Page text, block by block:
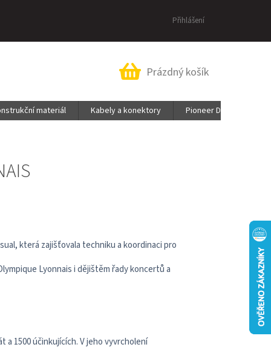
Přihlášení
Nákupní
Prázdný košík
materiál Kabely a konektory Pioneer DJ &
která zajišťovala techniku a koordinaci pro
Lyonnais i dějištěm řady koncertů a
a 1500 účinkujících. V jeho vyvrcholení